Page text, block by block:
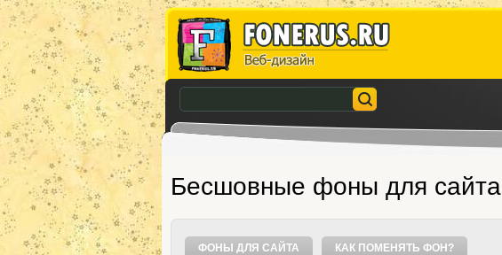
Бесшовные фоны для сайта
ФОНЫ ДЛЯ САЙТА КАК ПОМЕНЯТЬ ФОН?